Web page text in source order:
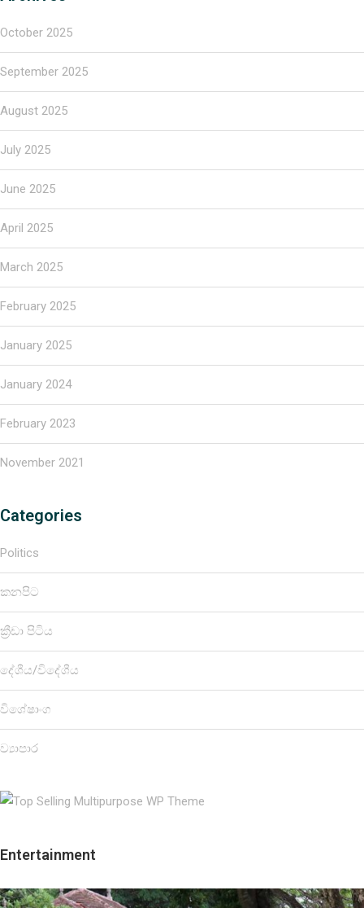
October 2025
September 2025
August 2025
July 2025
June 2025
April 2025
March 2025
February 2025
January 2025
January 2024
February 2023
November 2021
Categories
Politics
කනපිට
ක්‍රීඩා පිටිය
දේශීය/විදේශීය
විශේෂාංග
ව්‍යාපාර
Entertainment